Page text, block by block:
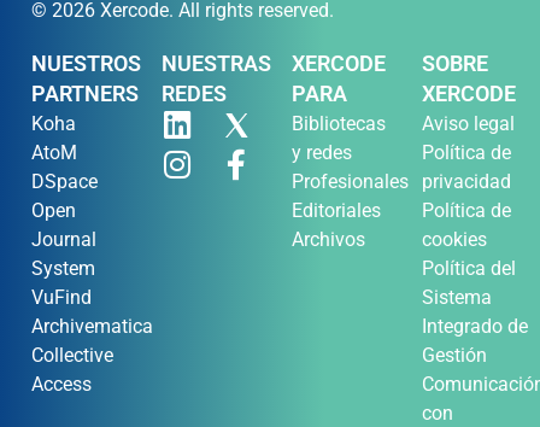
© 2026 Xercode. All rights reserved.
NUESTROS
PARTNERS
Koha
AtoM
DSpace
Open
Journal
System
VuFind
Archivematica
Collective
Access
NUESTRAS
REDES
XERCODE
PARA
Bibliotecas
y redes
Profesionales
Editoriales
Archivos
SOBRE
XERCODE
Aviso legal
Política de
privacidad
Política de
cookies
Política del
Sistema
Integrado de
Gestión
con